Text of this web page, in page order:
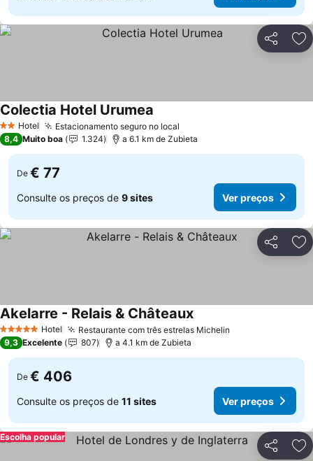
Partilhar
2 Estrelas
Hotel Estacionamento seguro no local
Colectia Hotel Urumea
8,4 Muito boa 1.324 a 6.1 km de Zubieta
De € 77
Consulte os preços de 9 sites Ver preços
Partilhar
5 Estrelas Hotel Restaurante com três estrelas Michelin
Akelarre - Relais & Châteaux
9,3 Excelente 807 a 4.1 km de Zubieta
De € 406
Consulte os preços de 11 sites Ver preços
Partilhar
Escolha popular